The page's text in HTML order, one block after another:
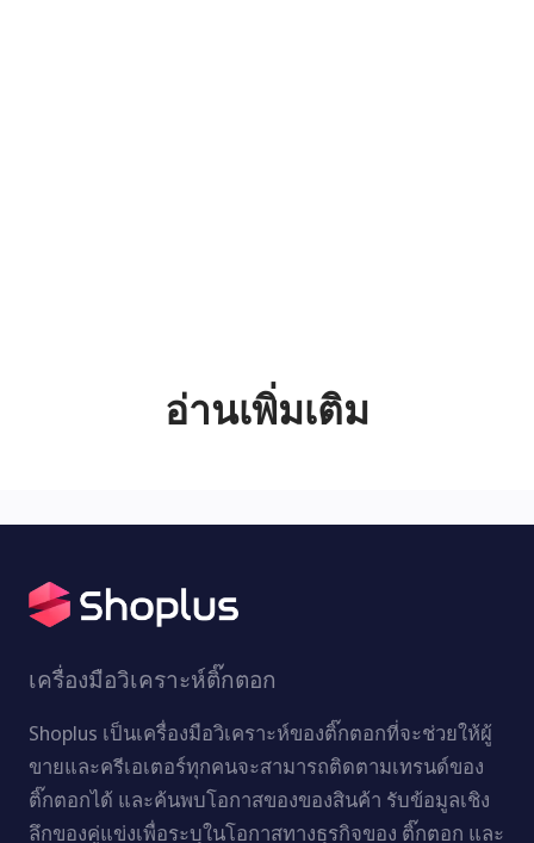
อ่านเพิ่มเติม
เครื่องมือวิเคราะห์ติ๊กตอก
Shoplus เป็นเครื่องมือวิเคราะห์ของติ๊กตอกที่จะช่วยให้ผู้
ขายและครีเอเตอร์ทุกคนจะสามารถติดตามเทรนด์ของ
ติ๊กตอกได้ และค้นพบโอกาสของของสินค้า รับข้อมูลเชิง
ลึกของคู่แข่งเพื่อระบุในโอกาสทางธุรกิจของ ติ๊กตอก และ